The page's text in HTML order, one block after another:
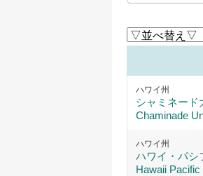
ハワイ州
シャミネー
Chaminade
ハワイ州
ハワイ・パシ
Hawaii